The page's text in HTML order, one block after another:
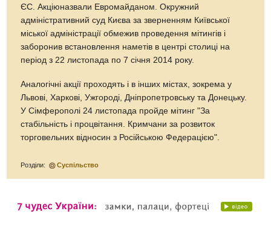
ЄС. Акціюназвали Евромайданом. Окружний
адміністративний суд Києва за зверненням Київської
міської адміністрації обмежив проведення мітингів і
заборонив встановлення наметів в центрі столиці на
період з 22 листопада по 7 січня 2014 року.
Аналогічні акції проходять і в інших містах, зокрема у
Львові, Харкові, Ужгороді, Дніпропетровську та Донецьку.
У Сімферополі 24 листопада пройде мітинг "За
стабільність і процвітання. Кримчани за розвиток
торговельних відносин з Російською Федерацією".
Розділи: Суспільство